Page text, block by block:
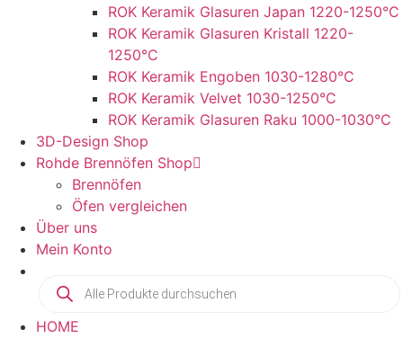
ROK Keramik Glasuren Japan 1220-1250°C
ROK Keramik Glasuren Kristall 1220-
1250°C
ROK Keramik Engoben 1030-1280°C
ROK Keramik Velvet 1030-1250°C
ROK Keramik Glasuren Raku 1000-1030°C
3D-Design Shop
Rohde Brennöfen Shop
Brennöfen
Öfen vergleichen
Über uns
Mein Konto
HOME